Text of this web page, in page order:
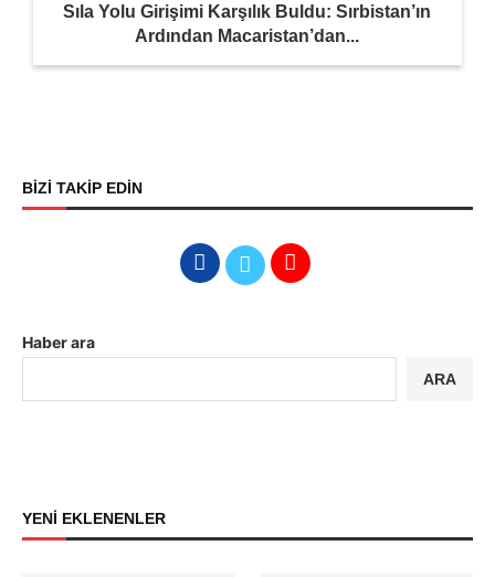
Sıla Yolu Girişimi Karşılık Buldu: Sırbistan’ın
Ardından Macaristan’dan...
BİZİ TAKİP EDİN
Haber ara
ARA
YENİ EKLENENLER